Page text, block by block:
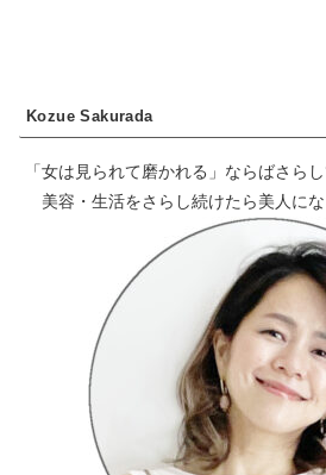
Kozue Sakurada
「女は見られて磨かれる」ならばさら
美容・生活をさらし続けたら美人に